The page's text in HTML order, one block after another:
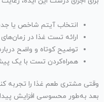
انتخاب آیتم شاخص یا
ارائه تست غذا در
توضیح کوتاه و واضح
همراه‌کردن تست با یک
وقتی مشتری طعم غذا را تجربه
بعد به‌طور محسوسی افزایش